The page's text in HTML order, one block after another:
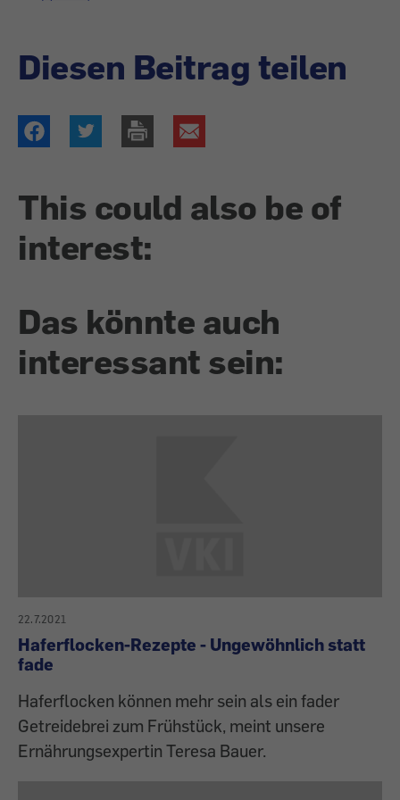
Diesen Beitrag teilen
This could also be of
interest:
Das könnte auch
interessant sein:
22.7.2021
Haferflocken-Rezepte - Ungewöhnlich statt
fade
Haferflocken können mehr sein als ein fader
Getreidebrei zum Frühstück, meint unsere
Ernährungsexpertin Teresa Bauer.